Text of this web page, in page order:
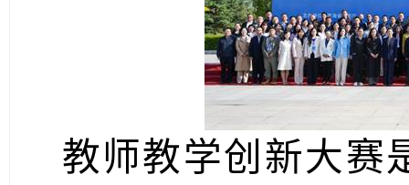
教师教学创新大赛